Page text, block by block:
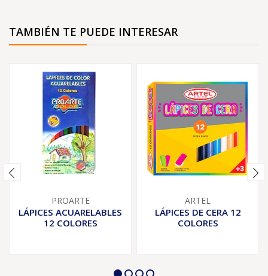
TAMBIÉN TE PUEDE INTERESAR
PROARTE
LÁPICES ACUARELABLES
12 COLORES
ARTEL
LÁPICES DE CERA 12
COLORES